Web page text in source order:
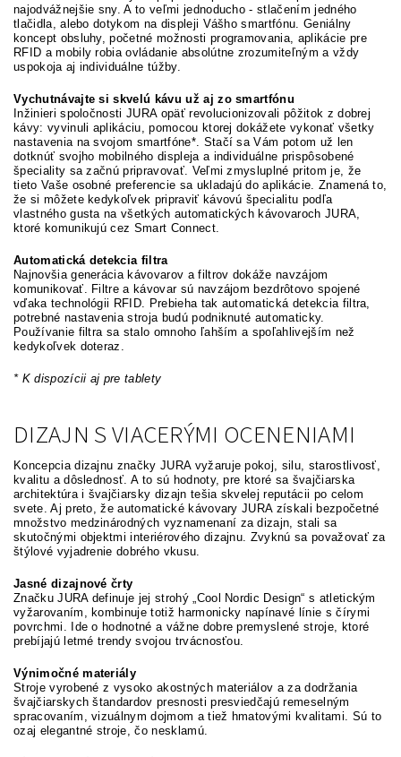
najodvážnejšie sny. A to veľmi jednoducho - stlačením jedného
tlačidla, alebo dotykom na displeji Vášho smartfónu. Geniálny
koncept obsluhy, početné možnosti programovania, aplikácie pre
RFID a mobily robia ovládanie absolútne zrozumiteľným a vždy
uspokoja aj individuálne túžby.
Vychutnávajte si skvelú kávu už aj zo smartfónu
Inžinieri spoločnosti JURA opäť revolucionizovali pôžitok z dobrej
kávy: vyvinuli aplikáciu, pomocou ktorej dokážete vykonať všetky
nastavenia na svojom smartfóne*. Stačí sa Vám potom už len
dotknúť svojho mobilného displeja a individuálne prispôsobené
špeciality sa začnú pripravovať. Veľmi zmysluplné pritom je, že
tieto Vaše osobné preferencie sa ukladajú do aplikácie. Znamená to,
že si môžete kedykoľvek pripraviť kávovú špecialitu podľa
vlastného gusta na všetkých automatických kávovaroch JURA,
ktoré komunikujú cez Smart Connect.
Automatická detekcia filtra
Najnovšia generácia kávovarov a filtrov dokáže navzájom
komunikovať. Filtre a kávovar sú navzájom bezdrôtovo spojené
vďaka technológii RFID. Prebieha tak automatická detekcia filtra,
potrebné nastavenia stroja budú podniknuté automaticky.
Používanie filtra sa stalo omnoho ľahším a spoľahlivejším než
kedykoľvek doteraz.
* K dispozícii aj pre tablety
DIZAJN S VIACERÝMI OCENENIAMI
Koncepcia dizajnu značky JURA vyžaruje pokoj, silu, starostlivosť,
kvalitu a dôslednosť. A to sú hodnoty, pre ktoré sa švajčiarska
architektúra i švajčiarsky dizajn tešia skvelej reputácii po celom
svete. Aj preto, že automatické kávovary JURA získali bezpočetné
množstvo medzinárodných vyznamenaní za dizajn, stali sa
skutočnými objektmi interiérového dizajnu. Zvyknú sa považovať za
štýlové vyjadrenie dobrého vkusu.
Jasné dizajnové črty
Značku JURA definuje jej strohý „Cool Nordic Design“ s atletickým
vyžarovaním, kombinuje totiž harmonicky napínavé línie s čírymi
povrchmi. Ide o hodnotné a vážne dobre premyslené stroje, ktoré
prebíjajú letmé trendy svojou trvácnosťou.
Výnimočné materiály
Stroje vyrobené z vysoko akostných materiálov a za dodržania
švajčiarskych štandardov presnosti presviedčajú remeselným
spracovaním, vizuálnym dojmom a tiež hmatovými kvalitami. Sú to
ozaj elegantné stroje, čo nesklamú.